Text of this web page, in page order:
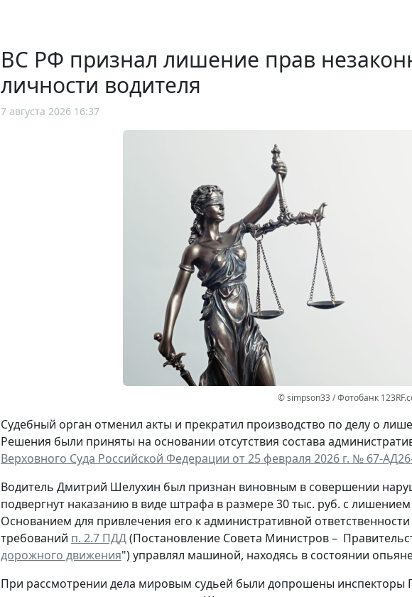
ВС РФ признал лишение прав
личности водителя
7 августа 2026 16:37
© simpson33 / Фотобанк
Судебный орган отменил акты и прекратил производство по делу о
Решения были приняты на основании отсутствия состава
Верховного Суда Российской Федерации от 25 февраля 2026 г. № 67-
Водитель Дмитрий Шелухин был признан виновным в совершении
подвергнут наказанию в виде штрафа в размере 30 тыс. руб. с
Основанием для привлечения его к административной
требований п. 2.7 ПДД(Постановление Совета Министров –
дорожного движения") управлял машиной, находясь в состоянии
При рассмотрении дела мировым судьей были допрошены